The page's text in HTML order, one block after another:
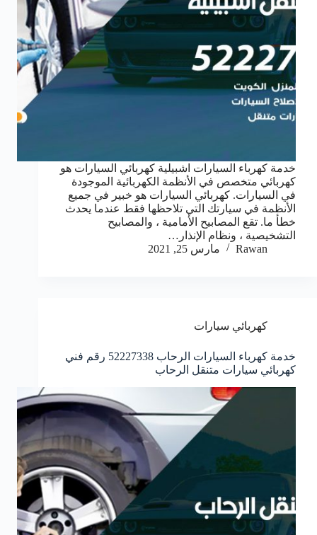
خدمة كهرباء السيارات اشبيلية كهربائي السيارات هو
كهربائي متخصص في الأنظمة الكهربائية الموجودة
في السيارات. كهربائي السيارات هو خبير في جميع
الأنظمة في سيارتك التي تلاحظها فقط عندما يحدث
خطأ ما. تقع المصابيح الأمامية ، والمصابيح
التشخيصية ، ونظام الإنذار…
Rawan
مارس 25, 2021
كهربائي سيارات
خدمة كهرباء السيارات الرحاب 52227338 رقم فني
كهربائي سيارات متنقل الرحاب